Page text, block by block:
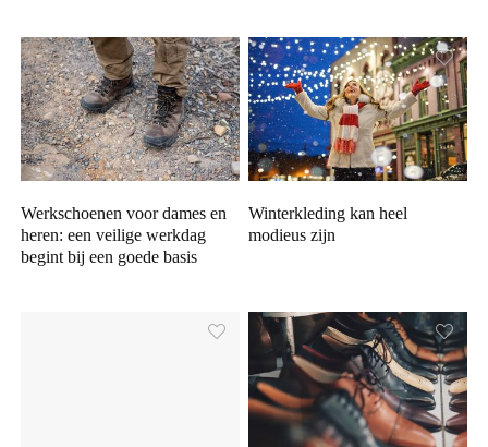
Werkschoenen voor dames en
heren: een veilige werkdag
begint bij een goede basis
Winterkleding kan heel
modieus zijn